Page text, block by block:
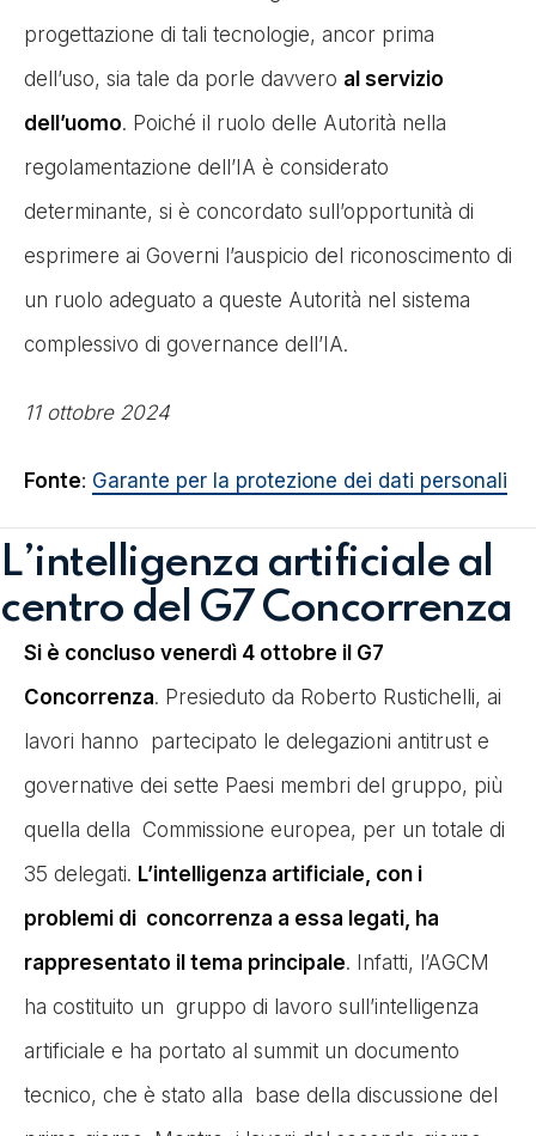
progettazione di tali tecnologie, ancor prima
dell’uso, sia tale da porle davvero al servizio
dell’uomo. Poiché il ruolo delle Autorità nella
regolamentazione dell’IA è considerato
determinante, si è concordato sull’opportunità di
esprimere ai Governi l’auspicio del riconoscimento di
un ruolo adeguato a queste Autorità nel sistema
complessivo di governance dell’IA.
11 ottobre 2024
Fonte: Garante per la protezione dei dati personali
L’intelligenza artificiale al
centro del G7 Concorrenza
Si è concluso venerdì 4 ottobre il G7
Concorrenza. Presieduto da Roberto Rustichelli, ai
lavori hanno partecipato le delegazioni antitrust e
governative dei sette Paesi membri del gruppo, più
quella della Commissione europea, per un totale di
35 delegati. L’intelligenza artificiale, con i
problemi di concorrenza a essa legati, ha
rappresentato il tema principale. Infatti, l’AGCM
ha costituito un gruppo di lavoro sull’intelligenza
artificiale e ha portato al summit un documento
tecnico, che è stato alla base della discussione del